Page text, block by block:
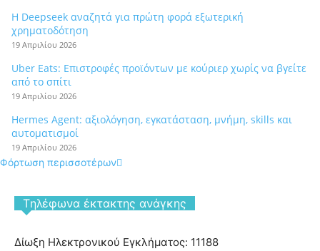
Η Deepseek αναζητά για πρώτη φορά εξωτερική
χρηματοδότηση
19 Απριλίου 2026
Uber Eats: Επιστροφές προϊόντων με κούριερ χωρίς να βγείτε
από το σπίτι
19 Απριλίου 2026
Hermes Agent: αξιολόγηση, εγκατάσταση, μνήμη, skills και
αυτοματισμοί
19 Απριλίου 2026
Φόρτωση περισσοτέρων
Tηλέφωνα έκτακτης ανάγκης
Δίωξη Ηλεκτρονικού Εγκλήματος: 11188